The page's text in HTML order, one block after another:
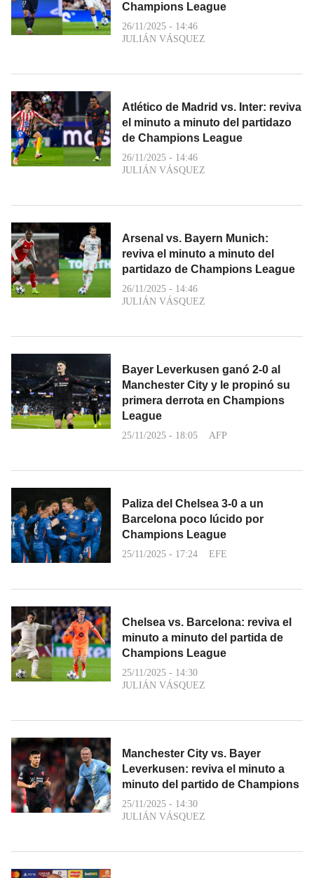
Champions League
26/11/2025 - 14:46
JULIÁN VÁSQUEZ
Atlético de Madrid vs. Inter: reviva
el minuto a minuto del partidazo
de Champions League
26/11/2025 - 14:46
JULIÁN VÁSQUEZ
Arsenal vs. Bayern Munich:
reviva el minuto a minuto del
partidazo de Champions League
26/11/2025 - 14:46
JULIÁN VÁSQUEZ
Bayer Leverkusen ganó 2-0 al
Manchester City y le propinó su
primera derrota en Champions
League
25/11/2025 - 18:05 AFP
Paliza del Chelsea 3-0 a un
Barcelona poco lúcido por
Champions League
25/11/2025 - 17:24 EFE
Chelsea vs. Barcelona: reviva el
minuto a minuto del partida de
Champions League
25/11/2025 - 14:30
JULIÁN VÁSQUEZ
Manchester City vs. Bayer
Leverkusen: reviva el minuto a
minuto del partido de Champions
25/11/2025 - 14:30
JULIÁN VÁSQUEZ